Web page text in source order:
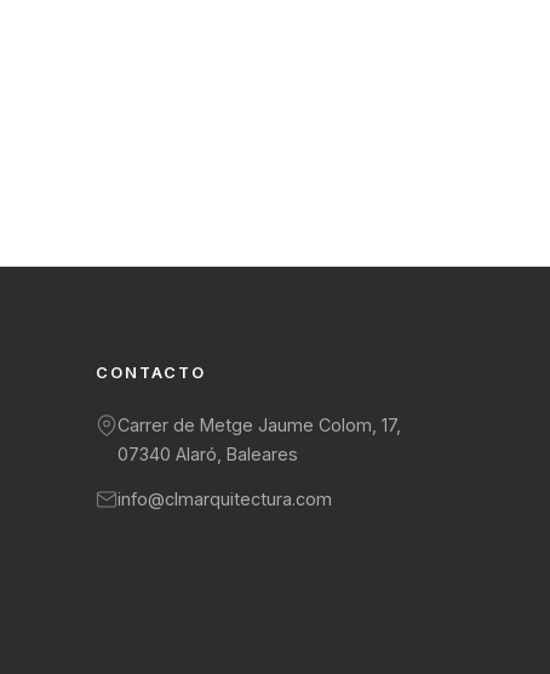
CONTACTO
Carrer de Metge Jaume Colom, 17,
07340 Alaró, Baleares
info@clmarquitectura.com